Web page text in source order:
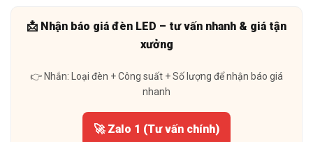
📩 Nhận báo giá đèn LED – tư vấn nhanh & giá tận
xưởng
👉 Nhắn: Loại đèn + Công suất + Số lượng để nhận báo giá
nhanh
🚀 Zalo 1 (Tư vấn chính)